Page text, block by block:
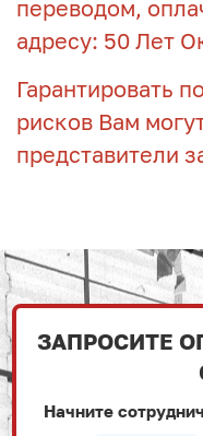
переводом,
адресу: 50 Лет
Гарантировать
рисков Вам
представители
ЗАПРОСИТЕ
Начните